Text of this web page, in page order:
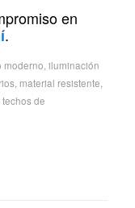
en
.
moderno iluminación
, material resistente
techos de